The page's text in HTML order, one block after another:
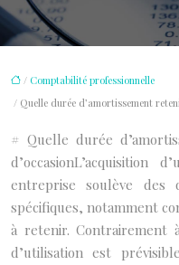
/ Comptabilité professionnelle
/ Quelle durée d’amortissement
# Quelle durée
d’occasionL’acquisition
entreprise soulève des
spécifiques, notamment
à retenir. Contrairement
d’utilisation est